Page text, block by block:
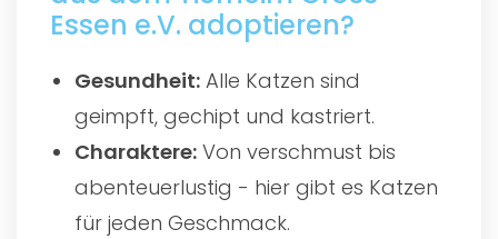
Essen e.V. adoptieren?
Gesundheit: Alle Katzen sind
geimpft, gechipt und kastriert.
Charaktere: Von verschmust bis
abenteuerlustig - hier gibt es Katzen
für jeden Geschmack.